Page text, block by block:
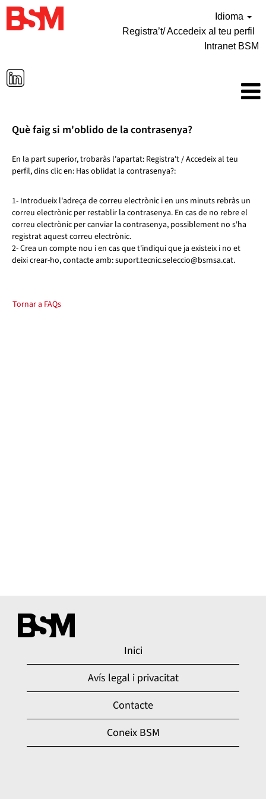
Idioma
Registra’t/ Accedeix al teu perfil
Intranet BSM
Què faig si m'oblido de la contrasenya?
En la part superior, trobaràs l'apartat: Registra't / Accedeix al teu
perfil, dins clic en: Has oblidat la contrasenya?:
1- Introdueix l'adreça de correu electrònic i en uns minuts rebràs un
correu electrònic per restablir la contrasenya. En cas de no rebre el
correu electrònic per canviar la contrasenya, possiblement no s'ha
registrat aquest correu electrònic.
2- Crea un compte nou i en cas que t'indiqui que ja existeix i no et
deixi crear-ho, contacte amb: suport.tecnic.seleccio@bsmsa.cat.
Tornar a FAQs
Inici
Avís legal i privacitat
Contacte
Coneix BSM